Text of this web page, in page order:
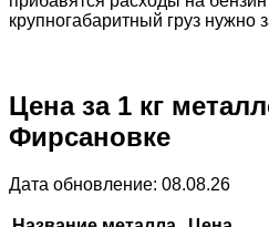
крупногабаритный груз нужно
Цена за 1 кг
Фирсановке
Дата обновление: 08.08.26